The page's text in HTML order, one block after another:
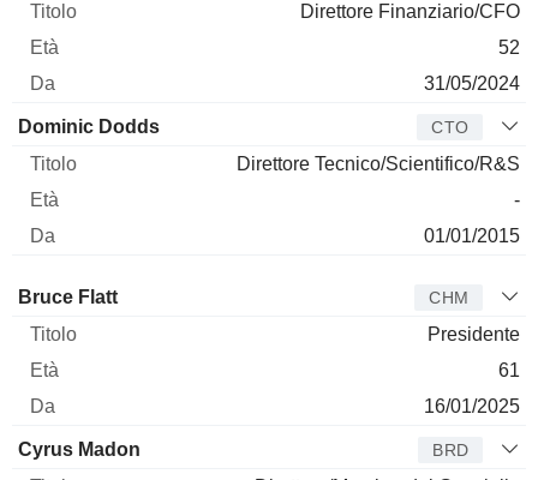
Direttore Finanziario/CFO
52
31/05/2024
Dominic Dodds CTO
Direttore Tecnico/Scientifico/R&S
-
01/01/2015
Amministratore
Bruce Flatt CHM
Presidente
61
16/01/2025
Cyrus Madon BRD